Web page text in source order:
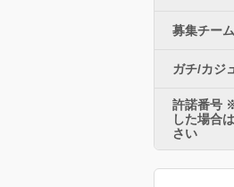
募集チー
ガチ/カジ
許諾番号
した場合
さい